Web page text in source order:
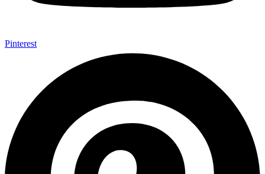
Pinterest